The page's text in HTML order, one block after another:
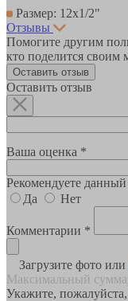
Размер: 12х1/2"
Отзывы
Помогите другим
кто поделится своим
Оставить отзыв
Оставить отзыв
Ваша оценка *
Рекомендуете данный
Да
Нет
Комментарии *
Загрузите фото или
Максимальный
Укажите,